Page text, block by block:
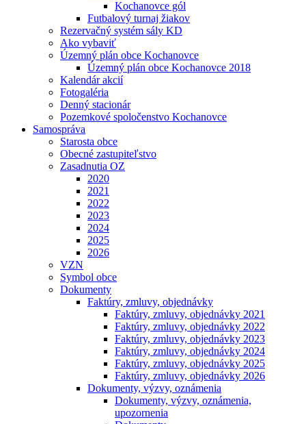
Kochanovce gól
Futbalový turnaj žiakov
Rezervačný systém sály KD
Ako vybaviť
Územný plán obce Kochanovce
Územný plán obce Kochanovce 2018
Kalendár akcií
Fotogaléria
Denný stacionár
Pozemkové spoločenstvo Kochanovce
Samospráva
Starosta obce
Obecné zastupiteľstvo
Zasadnutia OZ
2020
2021
2022
2023
2024
2025
2026
VZN
Symbol obce
Dokumenty
Faktúry, zmluvy, objednávky
Faktúry, zmluvy, objednávky 2021
Faktúry, zmluvy, objednávky 2022
Faktúry, zmluvy, objednávky 2023
Faktúry, zmluvy, objednávky 2024
Faktúry, zmluvy, objednávky 2025
Faktúry, zmluvy, objednávky 2026
Dokumenty, výzvy, oznámenia
Dokumenty, výzvy, oznámenia,
upozornenia